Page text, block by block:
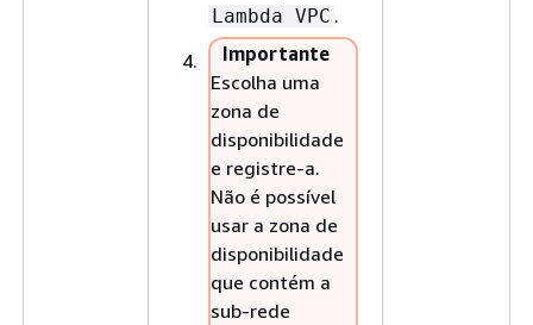
Lambda VPC .
Importante
Escolha uma
zona de
disponibilidade
e registre-a.
Não é possível
usar a zona de
disponibilidade
que contém a
sub-rede